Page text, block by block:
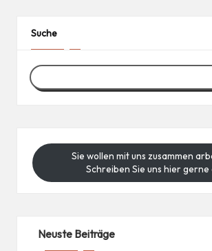
Suche
Sie wollen mit uns zusammen
Schreiben Sie uns hier gerne
Neuste Beiträge